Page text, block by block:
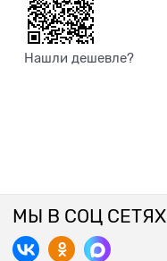
Нашли дешевле?
МЫ В СОЦ СЕТЯХ